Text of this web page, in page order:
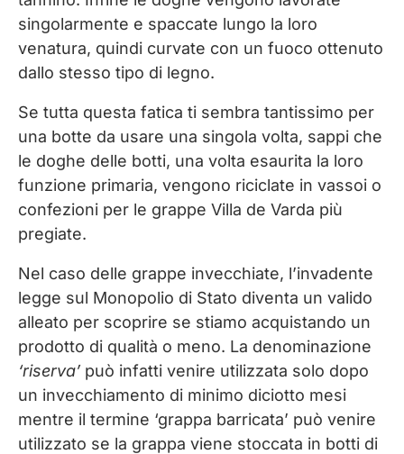
singolarmente e spaccate lungo la loro
venatura, quindi curvate con un fuoco ottenuto
dallo stesso tipo di legno.
Se tutta questa fatica ti sembra tantissimo per
una botte da usare una singola volta, sappi che
le doghe delle botti, una volta esaurita la loro
funzione primaria, vengono riciclate in vassoi o
confezioni per le grappe Villa de Varda più
pregiate.
Nel caso delle grappe invecchiate, l’invadente
legge sul Monopolio di Stato diventa un valido
alleato per scoprire se stiamo acquistando un
prodotto di qualità o meno. La denominazione
‘riserva’può infatti venire utilizzata solo dopo
un invecchiamento di minimo diciotto mesi
mentre il termine ‘grappa barricata’ può venire
utilizzato se la grappa viene stoccata in botti di